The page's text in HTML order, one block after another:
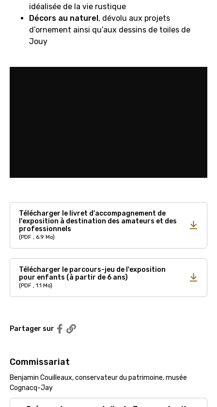
idéalisée de la vie rustique
Décors au naturel, dévolu aux projets
d’ornement ainsi qu’aux dessins de toiles de
Jouy
Télécharger le livret d'accompagnement de
l'exposition à destination des amateurs et des
professionnels
(PDF , 6.9 Mo)
Télécharger le parcours-jeu de l'exposition
pour enfants (à partir de 6 ans)
(PDF , 1.1 Mo)
Partager sur
Partager sur Facebook
Commissariat
Benjamin Couilleaux, conservateur du patrimoine, musée
Cognacq-Jay